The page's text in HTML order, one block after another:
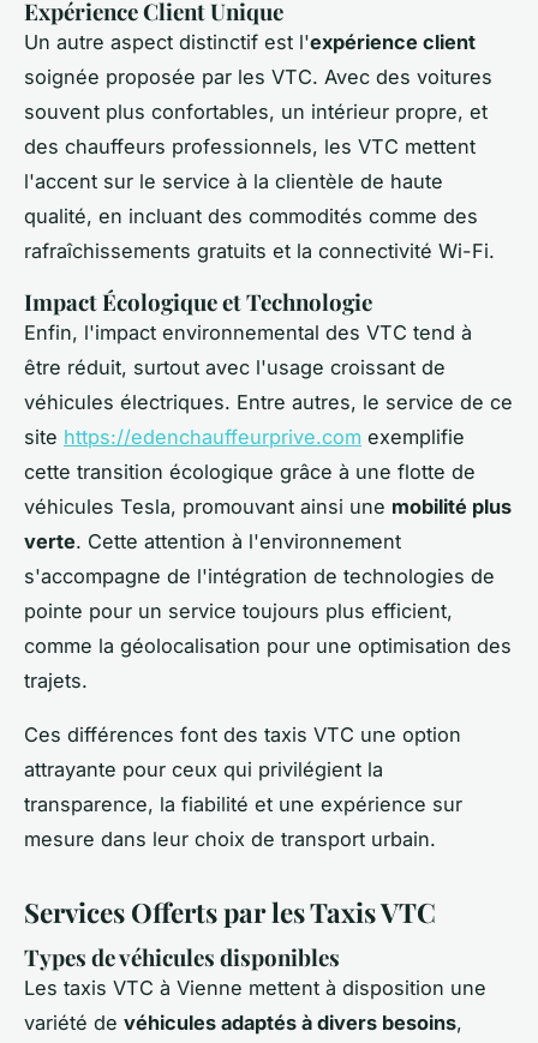
Expérience Client Unique
Un autre aspect distinctif est l'expérience client
soignée proposée par les VTC. Avec des voitures
souvent plus confortables, un intérieur propre, et
des chauffeurs professionnels, les VTC mettent
l'accent sur le service à la clientèle de haute
qualité, en incluant des commodités comme des
rafraîchissements gratuits et la connectivité Wi-Fi.
Impact Écologique et Technologie
Enfin, l'impact environnemental des VTC tend à
être réduit, surtout avec l'usage croissant de
véhicules électriques. Entre autres, le service de ce
site https://edenchauffeurprive.com exemplifie
cette transition écologique grâce à une flotte de
véhicules Tesla, promouvant ainsi une mobilité plus
verte. Cette attention à l'environnement
s'accompagne de l'intégration de technologies de
pointe pour un service toujours plus efficient,
comme la géolocalisation pour une optimisation des
trajets.
Ces différences font des taxis VTC une option
attrayante pour ceux qui privilégient la
transparence, la fiabilité et une expérience sur
mesure dans leur choix de transport urbain.
Services Offerts par les Taxis VTC
Types de véhicules disponibles
Les taxis VTC à Vienne mettent à disposition une
variété de véhicules adaptés à divers besoins,